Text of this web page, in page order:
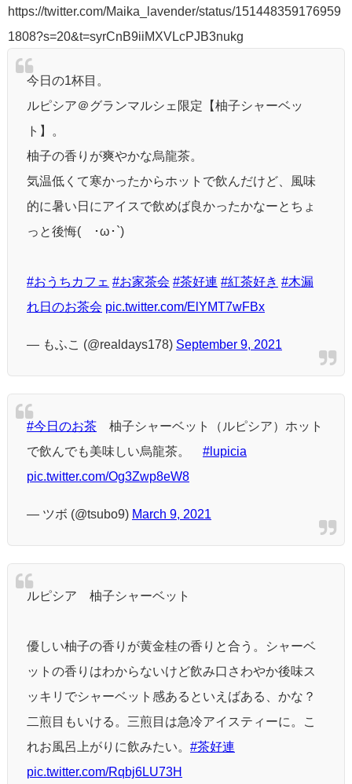
https://twitter.com/Maika_lavender/status/151448359176959
1808?s=20&t=syrCnB9iiMXVLcPJB3nukg
今日の1杯目。
ルピシア＠グランマルシェ限定【柚子シャーベッ
ト】。
柚子の香りが爽やかな烏龍茶。
気温低くて寒かったからホットで飲んだけど、風味
的に暑い日にアイスで飲めば良かったかなーとちょ
っと後悔(´･ω･`)
#おうちカフェ #お家茶会 #茶好連 #紅茶好き #木漏
れ日のお茶会 pic.twitter.com/ElYMT7wFBx
— もふこ (@realdays178) September 9, 2021
#今日のお茶 柚子シャーベット（ルピシア）ホット
で飲んでも美味しい烏龍茶。 #lupicia
pic.twitter.com/Og3Zwp8eW8
— ツボ (@tsubo9) March 9, 2021
ルピシア 柚子シャーベット
優しい柚子の香りが黄金桂の香りと合う。シャーベ
ットの香りはわからないけど飲み口さわやか後味ス
ッキリでシャーベット感あるといえばある、かな？
二煎目もいける。三煎目は急冷アイスティーに。こ
れお風呂上がりに飲みたい。 #茶好連
pic.twitter.com/Rqbj6LU73H